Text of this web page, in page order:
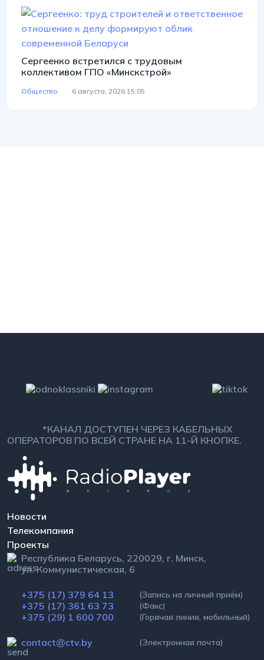
Сергеенко встретился с трудовым
коллективом ГПО «Минскстрой»
Общество 6 августа, 2026 15:05
*КАНАЛ ДОСТУПЕН ЧЕРЕЗ КАБЕЛЬНЫХ
ОПЕРАТОРОВ ПО ВСЕЙ СТРАНЕ НА 11-Й КНОПКЕ.
Новости
Телекомпания
Проекты
Республика Беларусь, 220029, г. Минск,
ул. Коммунистическая, 6
+375 (17) 379 64 13 (Запись на личный приём)
+375 (17) 361 63 73 (Факс)
+375 (29) 1 600 700 (Горячая линия, мобильный)
contact@ctv.by (Электронная почта)